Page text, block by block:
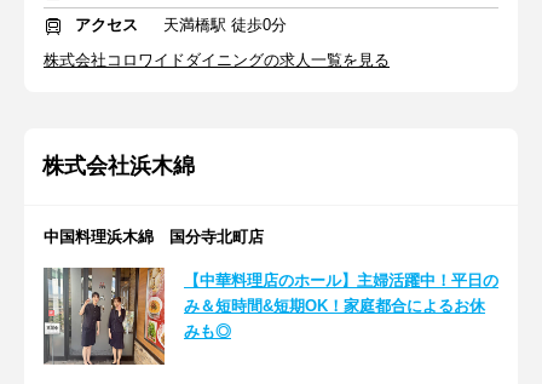
アクセス
天満橋駅 徒歩0分
株式会社コロワイドダイニングの求人一覧を見る
株式会社浜木綿
中国料理浜木綿 国分寺北町店
【中華料理店のホール】主婦活躍中！平⽇の
み＆短時間&短期OK！家庭都合によるお休
みも◎